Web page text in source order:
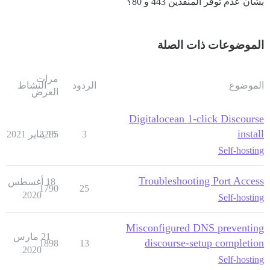
الموضوعات ذات الصلة
الموضوع الردود
مرات
العرض
النشاط
Digitalocean 1-click Discourse
install
Self-hosting
3
3285
15 يناير 2021
Troubleshooting Port Access
Self-hosting
25
1790
18 أغسطس
2020
Misconfigured DNS preventing
discourse-setup completion
Self-hosting
13
1898
21 مارس
2020